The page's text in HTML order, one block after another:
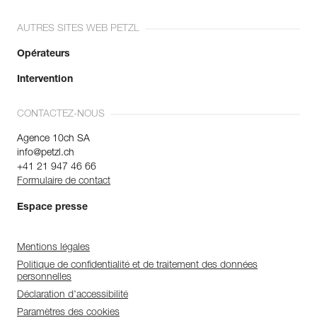
AUTRES SITES WEB PETZL
Opérateurs
Intervention
CONTACTEZ-NOUS
Agence 10ch SA
info@petzl.ch
+41 21 947 46 66
Formulaire de contact
Espace presse
Mentions légales
Politique de confidentialité et de traitement des données
personnelles
Déclaration d'accessibilité
Paramètres des cookies